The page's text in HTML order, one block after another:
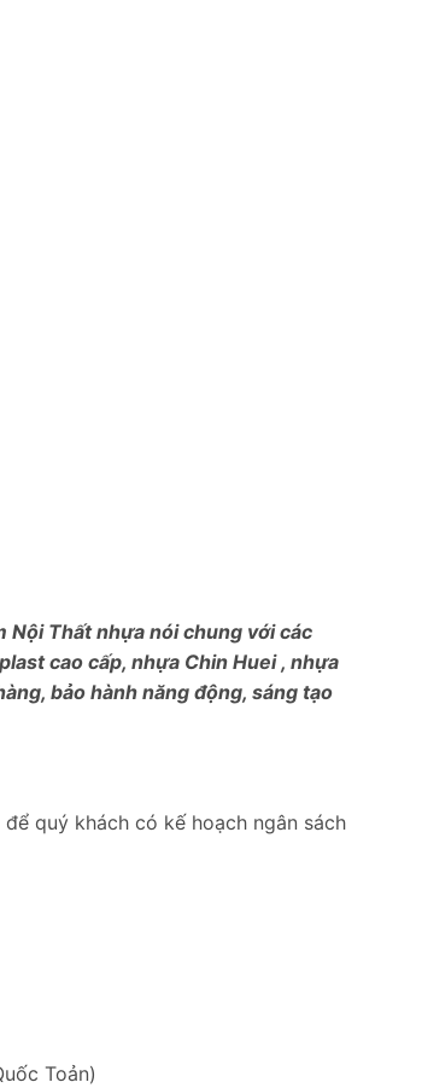
Nội Thất nhựa nói chung với các
cao cấp, nhựa Chin Huei , nhựa
bảo hành năng động, sáng tạo
quý khách có kế hoạch ngân sách
Toản)